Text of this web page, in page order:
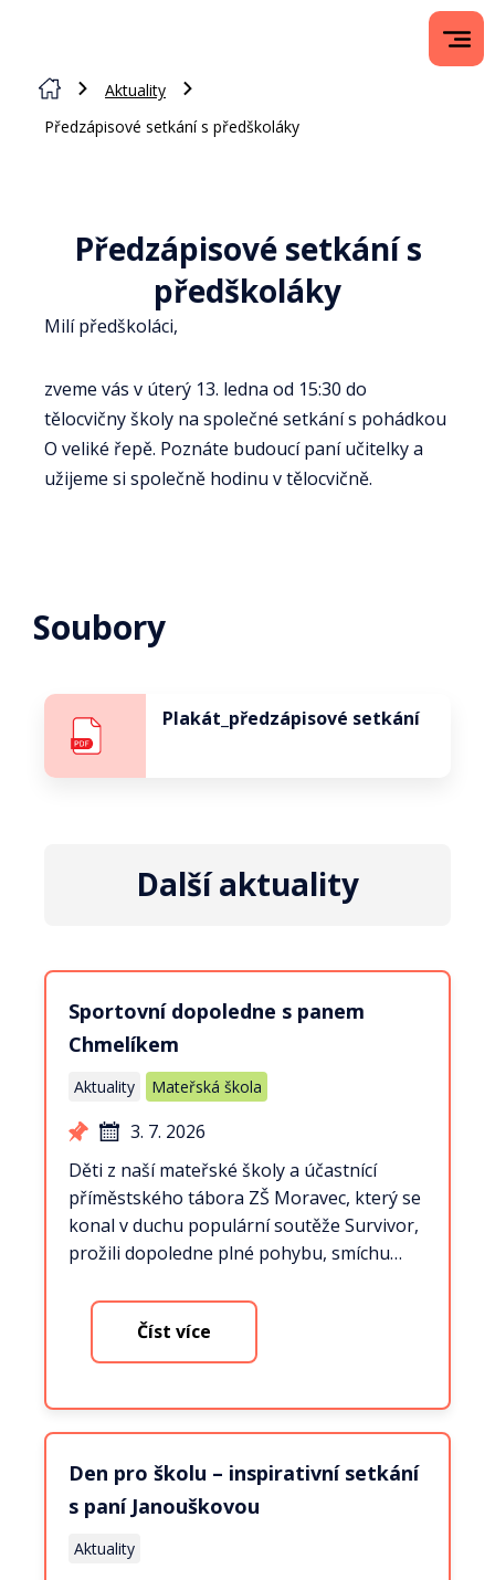
Aktuality
Předzápisové setkání s předškoláky
Předzápisové setkání s
předškoláky
Milí předškoláci,
zveme vás v úterý 13. ledna od 15:30 do
tělocvičny školy na společné setkání s pohádkou
O veliké řepě. Poznáte budoucí paní učitelky a
užijeme si společně hodinu v tělocvičně.
Soubory
Plakát_předzápisové setkání
Další aktuality
Sportovní dopoledne s panem
Chmelíkem
Aktuality Mateřská škola
3. 7. 2026
Děti z naší mateřské školy a účastnící
příměstského tábora ZŠ Moravec, který se
konal v duchu populární soutěže Survivor,
prožili dopoledne plné pohybu, smíchu…
Číst více
Den pro školu – inspirativní setkání
s paní Janouškovou
Aktuality